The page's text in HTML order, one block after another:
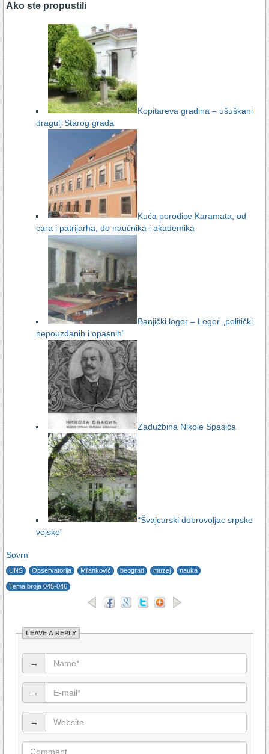
Ako ste propustili
Kopitareva gradina – ušuškani
dragulj Starog grada
Kuća porodice Karamata, od
cara i patrijarha, do naučnika i akademika
Banjički logor – Logor „politički
nepouzdanih i opasnih“
Zadužbina Nikole Spasića
“Švajcarski dobrovoljac srpske
vojske”
Sovrn
UNS Opservatorija Milanković beograd muzej nauka
Tema broja 045-046
LEAVE A REPLY
→
→
→